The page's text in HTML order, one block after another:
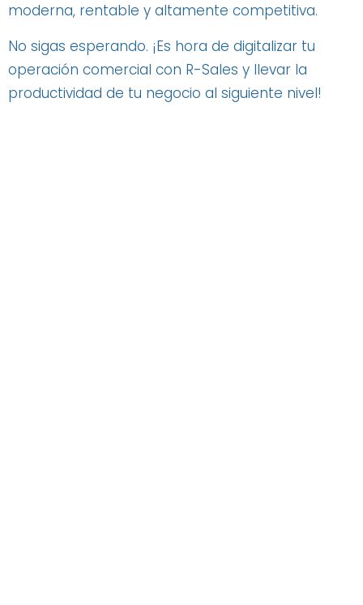
moderna, rentable y altamente competitiva.
No sigas esperando. ¡Es hora de digitalizar tu
operación comercial con R-Sales y llevar la
productividad de tu negocio al siguiente nivel!